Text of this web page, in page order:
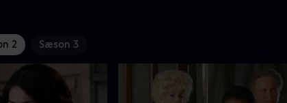
2 Sæson 3